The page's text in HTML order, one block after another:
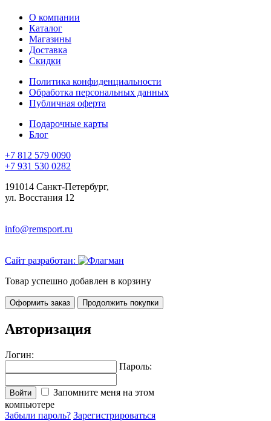
О компании
Каталог
Магазины
Доставка
Скидки
Политика конфиденциальности
Обработка персональных данных
Публичная оферта
Подарочные карты
Блог
+7 812 579 0090
+7 931 530 0282
191014 Санкт-Петербург,
ул. Восстания 12
info@remsport.ru
Сайт разработан:
Товар успешно добавлен в корзину
Оформить заказ Продолжить покупки
Авторизация
Логин:
Пароль:
Войти
Запомните меня на этом
компьютере
Забыли пароль? Зарегистрироваться